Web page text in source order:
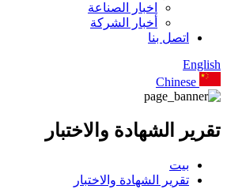
اخبار الصناعة
أخبار الشركة
اتصل بنا
English
تقرير الشهادة والاختبار
بيت
تقرير الشهادة والاختبار